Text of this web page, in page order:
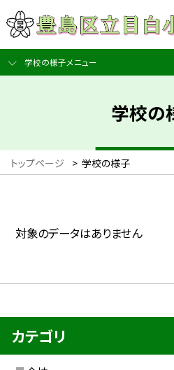
学校の様子メニュー
学校の
トップページ > 学校の様子
対象のデータはありません
カテゴリ